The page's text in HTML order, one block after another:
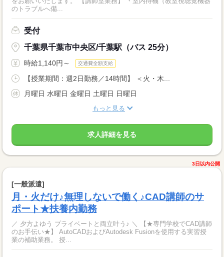
のトラブルへ備...
受付
千葉県千葉市中央区/千葉駅（バス 25分）
時給1,140円～ 交通費全額支給
【授業期間：週2日勤務／14時間】 ＜火・木...
月曜日 水曜日 金曜日 土曜日 日曜日
もっと見る
求人詳細を見る
3日以内公開
[一般派遣]
月・火だけ♪無理しないで働く♪CAD講師のサ
ポート★扶養内勤務
／ 夕方よゆう プライベートと両立叶う♪ ＼ 【★専門学校でCAD講師
のお手伝い★】 AutoCADおよびAutodesk Fusionを使用する実習授
業の補助業務。 授...